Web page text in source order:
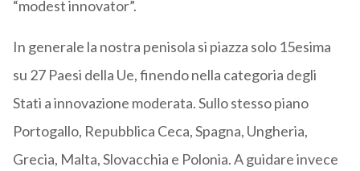
“modest innovator”.
In generale la nostra penisola si piazza solo 15esima
su 27 Paesi della Ue, finendo nella categoria degli
Stati a innovazione moderata. Sullo stesso piano
Portogallo, Repubblica Ceca, Spagna, Ungheria,
Grecia, Malta, Slovacchia e Polonia. A guidare invece